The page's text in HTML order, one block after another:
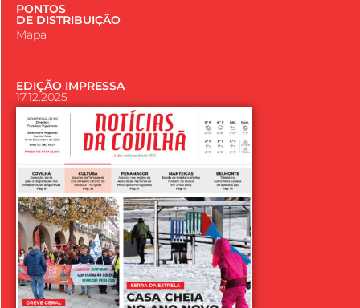
PONTOS
DE DISTRIBUIÇÃO
Mapa
EDIÇÃO IMPRESSA
17.12.2025